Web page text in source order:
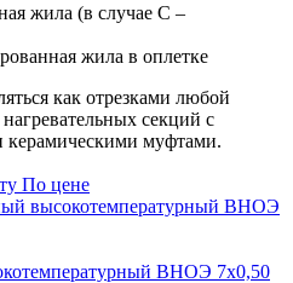
жила (в случае С –
жила в оплетке
как отрезками любой
секций с
муфтами.
По цене
ВНОЭ 7х0,50